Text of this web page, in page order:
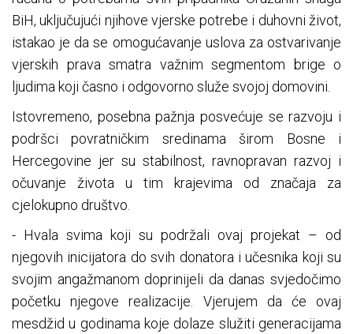
BiH, uključujući njihove vjerske potrebe i duhovni život,
istakao je da se omogućavanje uslova za ostvarivanje
vjerskih prava smatra važnim segmentom brige o
ljudima koji časno i odgovorno služe svojoj domovini.
Istovremeno, posebna pažnja posvećuje se razvoju i
podršci povratničkim sredinama širom Bosne i
Hercegovine jer su stabilnost, ravnopravan razvoj i
očuvanje života u tim krajevima od značaja za
cjelokupno društvo.
- Hvala svima koji su podržali ovaj projekat – od
njegovih inicijatora do svih donatora i učesnika koji su
svojim angažmanom doprinijeli da danas svjedočimo
početku njegove realizacije. Vjerujem da će ovaj
mesdžid u godinama koje dolaze služiti generacijama